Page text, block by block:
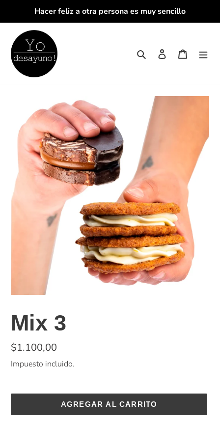
directamente
contenido
Hacer feliz a otra persona es muy sencillo
Buscar IngresarCarrito
Mix 3
Precio
habitual
$1.100,00
Impuesto incluido.
AGREGAR AL CARRITO